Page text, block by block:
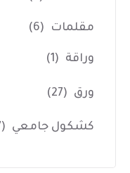
مقلمات (6)
وراقة (1)
ورق (27)
كشكول جامعي (27)